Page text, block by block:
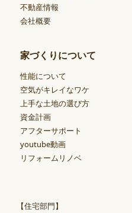
不動産情報
会社概要
家づくりについて
性能について
空気がキレイなワケ
上手な土地の選び方
資金計画
アフターサポート
youtube動画
リフォームリノベ
【住宅部門】